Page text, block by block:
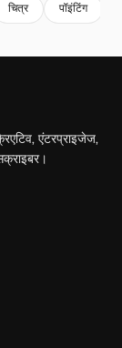
चित्र पॉइंटिंग
एंटरप्राइजेज,